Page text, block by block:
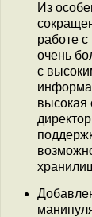
Из
работе
очень
с
высокая